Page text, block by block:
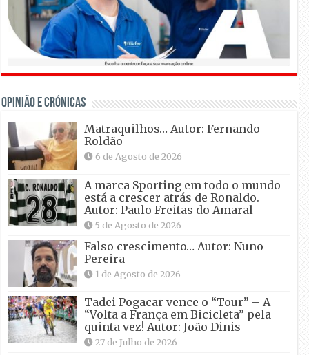
OPINIÃO E CRÓNICAS
Matraquilhos… Autor: Fernando
Roldão
6 de Agosto de 2026
A marca Sporting em todo o mundo
está a crescer atrás de Ronaldo.
Autor: Paulo Freitas do Amaral
5 de Agosto de 2026
Falso crescimento… Autor: Nuno
Pereira
1 de Agosto de 2026
Tadei Pogacar vence o “Tour” – A
“Volta a França em Bicicleta” pela
quinta vez! Autor: João Dinis
27 de Julho de 2026